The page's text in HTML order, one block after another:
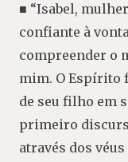
■ “Isabel,
confiante à
compreender o
mim. O Espírito
de seu filho em
primeiro
através dos